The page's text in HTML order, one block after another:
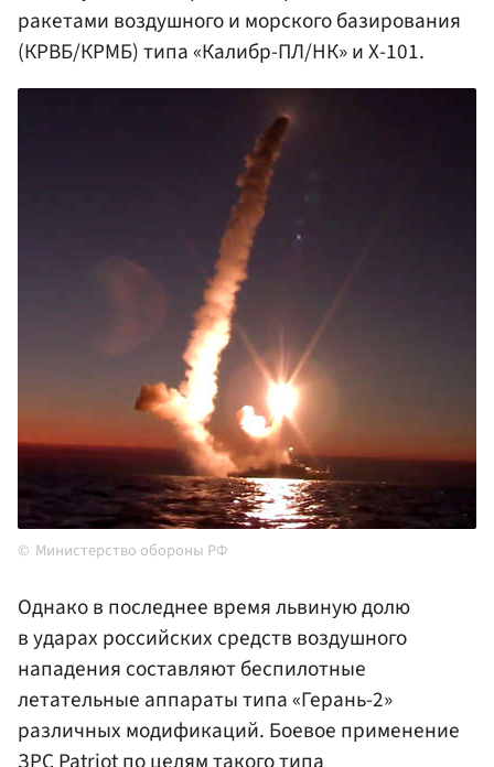
ракетами воздушного и морского базирования
(КРВБ/КРМБ) типа «Калибр-ПЛ/НК» и Х-101.
Министерство обороны РФ
Однако в последнее время львиную долю
в ударах российских средств воздушного
нападения составляют беспилотные
летательные аппараты типа «Герань-2»
различных модификаций. Боевое применение